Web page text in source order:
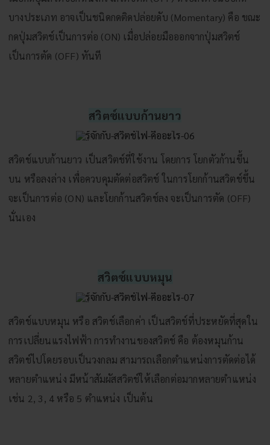
บางประเภท อาจเป็นชนิดกดติดปล่อยดับ (Momentary) คือ ขณะ
กดปุ่มสวิตช์เป็นการต่อ (ON) เมื่อปล่อยมือออกจากปุ่มสวิตช์
เป็นการตัด (OFF) ทันที
สวิตซ์แบบก้านยาว
สวิตช์แบบก้านยาว เป็นสวิตช์ที่ใช้งาน โดยการ โยกตัวก้านขึ้น
บน หรือลงล่าง เพื่อควบคุมตัดต่อสวิตช์ ในการโยกก้านสวิตช์ขึ้น
จะเป็นการต่อ (ON) และโยกก้านสวิตช์ลง จะเป็นการตัด (OFF)
นั่นเอง
สวิตซ์แบบหมุน
สวิตช์แบบหมุน หรือ สวิตช์เลือกค่า เป็นสวิตช์ที่ประหยัดที่สุดใน
การเปลี่ยนแรงไฟฟ้า การทำงานของสวิตช์ คือ ต้องหมุนก้าน
สวิตช์ไปโดยรอบเป็นวงกลม สามารถเลือกตำแหน่งการตัดต่อได้
หลายตำแหน่ง มีหน้าสัมผัสสวิตช์ให้เลือกต่อมากหลายตำแหน่ง
เช่น 2, 3, 4 หรือ 5 ตำแหน่ง เป็นต้น